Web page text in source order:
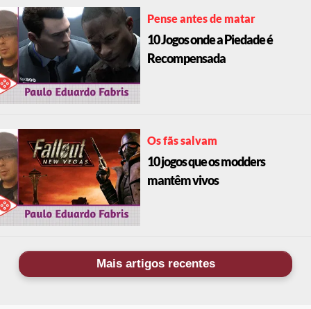
Pense antes de matar
10 Jogos onde a Piedade é
Recompensada
Os fãs salvam
10 jogos que os modders
mantêm vivos
Mais artigos recentes